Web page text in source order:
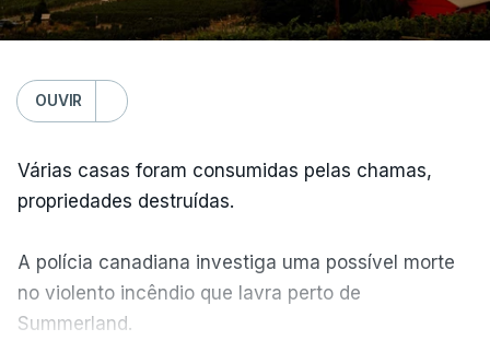
OUVIR
Várias casas foram consumidas pelas chamas,
propriedades destruídas.
A polícia canadiana investiga uma possível morte
no violento incêndio que lavra perto de
Summerland.